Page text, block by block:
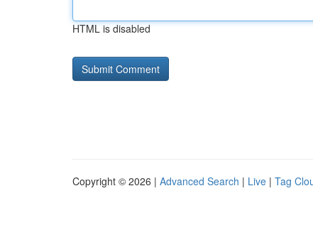
HTML is disabled
Copyright © 2026 | Advanced Search | Live | Tag